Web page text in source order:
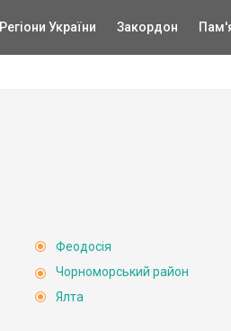
Регіони України Закордон
Феодосія
Чорноморський район
Ялта